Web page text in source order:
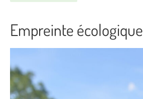
Empreinte écologique